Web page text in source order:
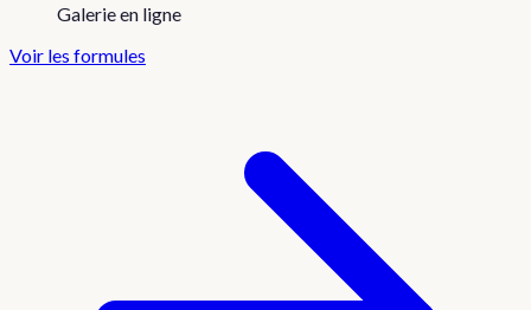
Galerie en ligne
Voir les formules